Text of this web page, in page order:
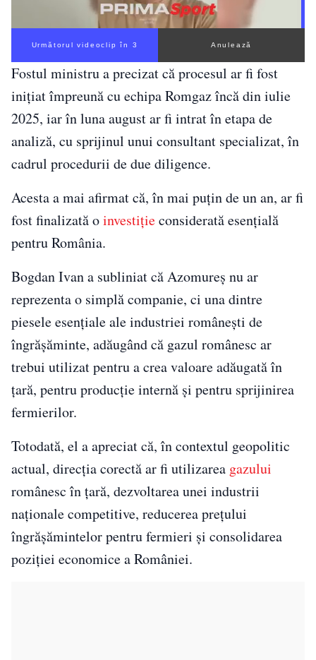
Următorul videoclip în 1 Anulează
Fostul ministru a precizat că procesul ar fi fost
inițiat împreună cu echipa Romgaz încă din iulie
2025, iar în luna august ar fi intrat în etapa de
analiză, cu sprijinul unui consultant specializat, în
cadrul procedurii de due diligence.
Acesta a mai afirmat că, în mai puțin de un an, ar fi
fost finalizată oinvestițieconsiderată esențială
pentru România.
Bogdan Ivan a subliniat că Azomureș nu ar
reprezenta o simplă companie, ci una dintre
piesele esențiale ale industriei românești de
îngrășăminte, adăugând că gazul românesc ar
trebui utilizat pentru a crea valoare adăugată în
țară, pentru producție internă și pentru sprijinirea
fermierilor.
Totodată, el a apreciat că, în contextul geopolitic
actual, direcția corectă ar fi utilizarea gazului
românesc în țară, dezvoltarea unei industrii
naționale competitive, reducerea prețului
îngrășămintelor pentru fermieri și consolidarea
poziției economice a României.